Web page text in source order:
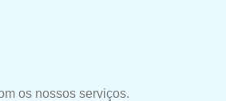
os nossos serviços.